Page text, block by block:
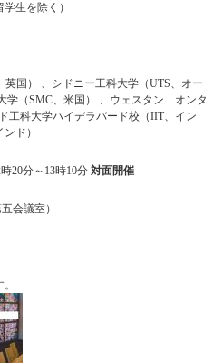
生を除く）
国） 、シドニー工科大学（UTS、オー
学（SMC、米国） 、ウェスタン オンタ
工科大学ハイデラバード校（IIT、イン
ド）
時20分～13時10分 対面開催
会議室）